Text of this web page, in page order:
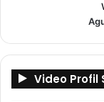
Video Profil